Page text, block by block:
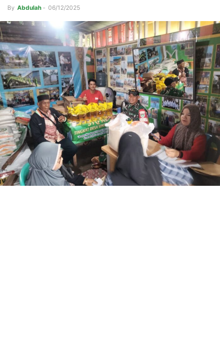
By Abdulah - 06/12/2025